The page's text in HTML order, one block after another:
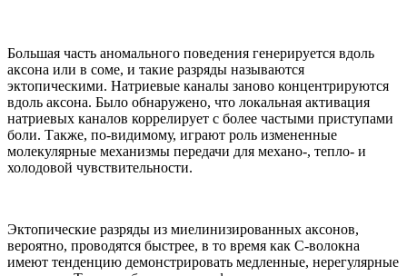
Большая часть аномального поведения генерируется вдоль
аксона или в соме, и такие разряды называются
эктопическими. Натриевые каналы заново концентрируются
вдоль аксона. Было обнаружено, что локальная активация
натриевых каналов коррелирует с более частыми приступами
боли. Также, по-видимому, играют роль измененные
молекулярные механизмы передачи для механо-, тепло- и
холодовой чувствительности.
Эктопические разряды из миелинизированных аксонов,
вероятно, проводятся быстрее, в то время как С-волокна
имеют тенденцию демонстрировать медленные, нерегулярные